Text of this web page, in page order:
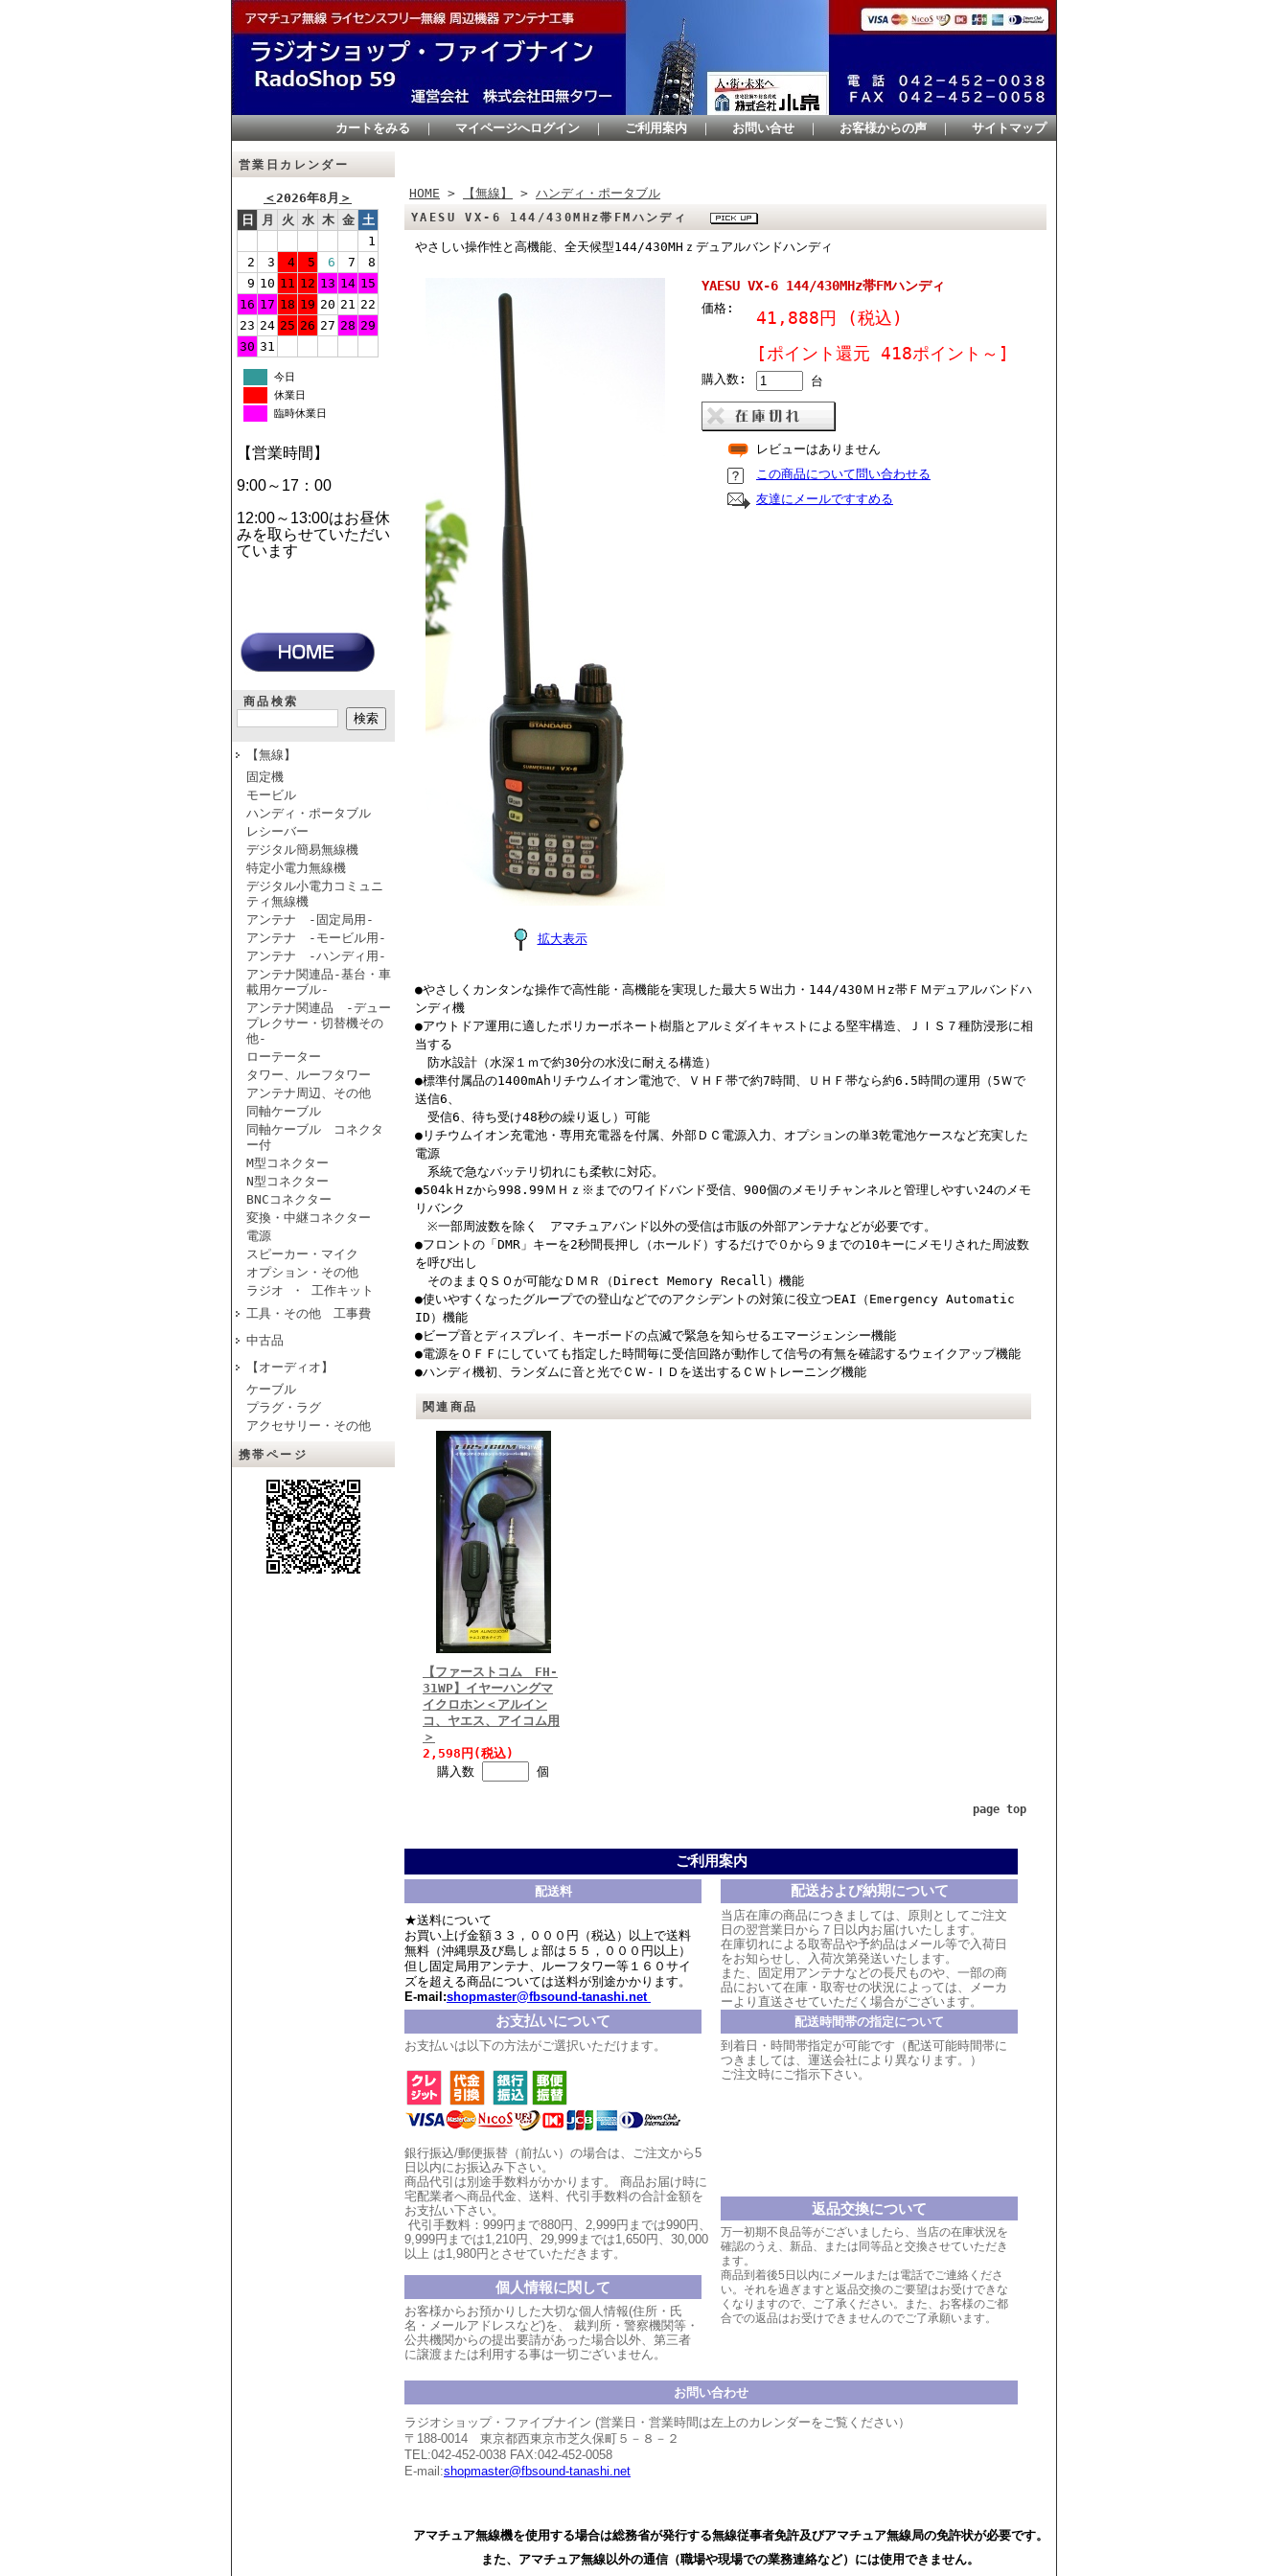
カートをみる ｜ マイページへログイン ｜ ご利用案内 ｜ お問い合せ ｜ お客様からの声 ｜ サイトマップ
営業日カレンダー
＜2026年8月 ＞
日
月 火 水 木 金 土
1
2
3 4 5 6 7
8
9 10 11 12 13 14 15
16 17 18 19 20 21 22
23 24 25 26 27 28 29
30 31
今日
休業日
臨時休業日
【営業時間】
9:00～17：00
12:00～13:00はお昼休
みを取らせていただい
ています
商品検索
【無線】
固定機
モービル
ハンディ・ポータブル
レシーバー
デジタル簡易無線機
特定小電力無線機
デジタル小電力コミュニ
ティ無線機
アンテナ -固定局用-
アンテナ -モービル用-
アンテナ -ハンディ用-
アンテナ関連品-基台・車
載用ケーブル-
アンテナ関連品 -デュー
プレクサー・切替機その
他-
ローテーター
タワー、ルーフタワー
アンテナ周辺、その他
同軸ケーブル
同軸ケーブル コネクタ
ー付
M型コネクター
N型コネクター
BNCコネクター
変換・中継コネクター
電源
スピーカー・マイク
オプション・その他
ラジオ ・ 工作キット
工具・その他 工事費
中古品
【オーディオ】
ケーブル
プラグ・ラグ
アクセサリー・その他
携帯ページ
HOME > 【無線】 > ハンディ・ポータブル
YAESU VX-6 144/430MHz帯FMハンディ
やさしい操作性と高機能、全天候型144/430MHｚデュアルバンドハンディ
拡大表示
YAESU VX-6 144/430MHz帯FMハンディ
価格: 41,888円
(税込)
[ポイント還元 418ポイント～]
購入数: 台
レビューはありません
この商品について問い合わせる
友達にメールですすめる
●やさしくカンタンな操作で高性能・高機能を実現した最大５Ｗ出力・144/430ＭＨz帯ＦＭデュアルバンドハ
ンディ機
●アウトドア運用に適したポリカーボネート樹脂とアルミダイキャストによる堅牢構造、ＪＩＳ７種防浸形に相
当する
防水設計（水深１ｍで約30分の水没に耐える構造）
●標準付属品の1400mAhリチウムイオン電池で、ＶＨＦ帯で約7時間、ＵＨＦ帯なら約6.5時間の運用（5Ｗで
送信6、
受信6、待ち受け48秒の繰り返し）可能
●リチウムイオン充電池・専用充電器を付属、外部ＤＣ電源入力、オプションの単3乾電池ケースなど充実した
電源
系統で急なバッテリ切れにも柔軟に対応。
●504kＨzから998.99ＭＨｚ※までのワイドバンド受信、900個のメモリチャンネルと管理しやすい24のメモ
リバンク
※一部周波数を除く アマチュアバンド以外の受信は市販の外部アンテナなどが必要です。
●フロントの「DMR」キーを2秒間長押し（ホールド）するだけで０から９までの10キーにメモリされた周波数
を呼び出し
そのままＱＳＯが可能なＤＭＲ（Direct Memory Recall）機能
●使いやすくなったグループでの登山などでのアクシデントの対策に役立つEAI（Emergency Automatic
ID）機能
●ビープ音とディスプレイ、キーボードの点滅で緊急を知らせるエマージェンシー機能
●電源をＯＦＦにしていても指定した時間毎に受信回路が動作して信号の有無を確認するウェイクアップ機能
●ハンディ機初、ランダムに音と光でＣＷ-ＩＤを送出するＣＷトレーニング機能
関連商品
【ファーストコム FH-
31WP】イヤーハングマ
イクロホン＜アルイン
コ、ヤエス、アイコム用
＞
2,598円(税込)
購入数
個
page top
ご利用案内
配送料
★送料について
お買い上げ金額３３，０００円（税込）以上で送料
無料（沖縄県及び島しょ部は５５，０００円以上）
但し固定局用アンテナ、ルーフタワー等１６０サイ
ズを超える商品については送料が別途かかります。
E-mail:shopmaster@fbsound-tanashi.net
配送および納期について
当店在庫の商品につきましては、原則としてご注文
日の翌営業日から７日以内お届けいたします。
在庫切れによる取寄品や予約品はメール等で入荷日
をお知らせし、入荷次第発送いたします。
また、固定用アンテナなどの長尺ものや、一部の商
品において在庫・取寄せの状況によっては、メーカ
ーより直送させていただく場合がございます。
お支払いについて
お支払いは以下の方法がご選択いただけます。
銀行振込/郵便振替（前払い）の場合は、ご注文から5
日以内にお振込み下さい。
商品代引は別途手数料がかかります。
商品お届け時に
宅配業者へ商品代金、送料、代引手数料の合計金額を
お支払い下さい。
代引手数料：999円まで880円、 2,999円ま では990円、
9,999円までは1,210円、 29,999までは1,650円、30,000
以上 は1,980円とさせていただきます。
個人情報に関して
お客様からお預かりした大切な個人情報(住所・氏
名・メールアドレスなど)を、 裁判所・警察機関等・
公共機関からの提出要請があった場合以外、第三者
に譲渡または利用する事は一切ございません。
配送時間帯の指定について
到着日・時間帯指定が可能です（配送可能時間帯に
つきましては、運送会社により異なります。）
ご注文時にご指示下さい。
返品交換について
万一初期不良品等がございましたら、当店の在庫状況を
確認のうえ、新品、または同等品と交換させていただき
ます。
商品到着後5日以内にメールまたは電話でご連絡くださ
い。それを過ぎますと返品交換のご要望はお受けできな
くなりますので、ご了承ください。また、お客様のご都
合での返品はお受けできませんのでご了承願います。
お問い合わせ
ラジオショップ・ファイブナイン (営業日・営業時間は左上のカレンダーをご覧ください）
〒188-0014 東京都西東京市芝久保町５－８－２
TEL:042-452-0038 FAX:042-452-0058
E-mail:shopmaster@fbsound-tanashi.net
アマチュア無線機を使用する場合は総務省が発行する無線従事者免許及びアマチュア無線局の免許状が必要です。
また、アマチュア無線以外の通信（職場や現場での業務連絡など）には使用できません。